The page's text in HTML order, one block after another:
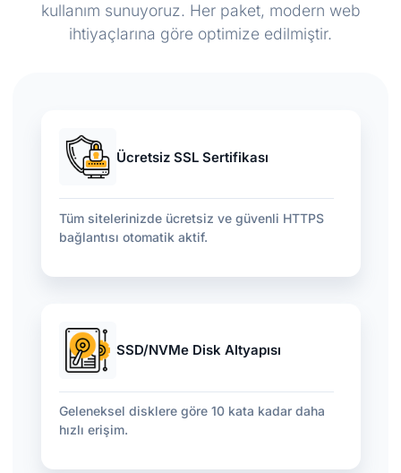
kullanım sunuyoruz. Her paket, modern web
ihtiyaçlarına göre optimize edilmiştir.
Ücretsiz SSL Sertifikası
Tüm sitelerinizde ücretsiz ve güvenli HTTPS
bağlantısı otomatik aktif.
SSD/NVMe Disk Altyapısı
Geleneksel disklere göre 10 kata kadar daha
hızlı erişim.